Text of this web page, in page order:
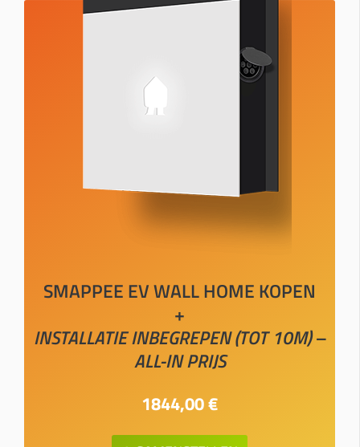
SMAPPEE EV WALL HOME KOPEN
+
INSTALLATIE INBEGREPEN (TOT 10M) –
ALL-IN PRIJS
1844,00 €